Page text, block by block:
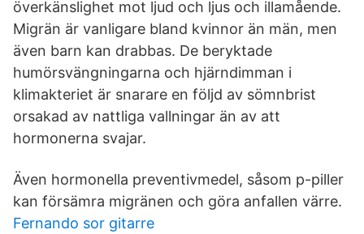
överkänslighet mot ljud och ljus och illamående.
Migrän är vanligare bland kvinnor än män, men
även barn kan drabbas. De beryktade
humörsvängningarna och hjärndimman i
klimakteriet är snarare en följd av sömnbrist
orsakad av nattliga vallningar än av att
hormonerna svajar.
Även hormonella preventivmedel, såsom p-piller
kan försämra migränen och göra anfallen värre.
Fernando sor gitarre